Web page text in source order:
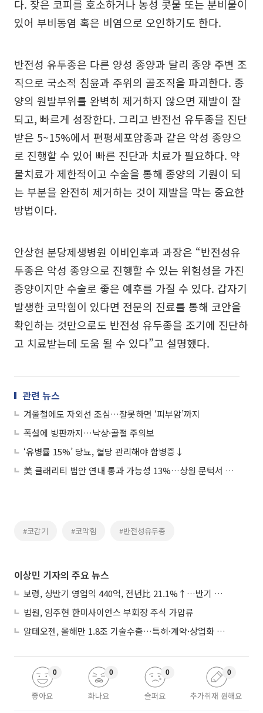
다. 잦은 코피를 호소하거나 농성 콧물 또는 분비물이
있어 부비동염 혹은 비염으로 오인하기도 한다.
반전성 유두종은 다른 양성 종양과 달리 종양 주변 조
직으로 국소적 침윤과 주위의 골조직을 파괴한다. 종
양의 원발부위를 완벽히 제거하지 않으면 재발이 잘
되고, 빠르게 성장한다. 그리고 반전선 유두종을 진단
받은 5~15%에서 편평세포암종과 같은 악성 종양으
로 진행할 수 있어 빠른 진단과 치료가 필요하다. 약
물치료가 제한적이고 수술을 통해 종양의 기원이 되
는 부분을 완전히 제거하는 것이 재발을 막는 중요한
방법이다.
안상현 분당제생병원 이비인후과 과장은 “반전성유
두종은 악성 종양으로 진행할 수 있는 위험성을 가진
종양이지만 수술로 좋은 예후를 가질 수 있다. 갑자기
발생한 코막힘이 있다면 전문의 진료를 통해 코안을
확인하는 것만으로도 반전성 유두종을 조기에 진단하
고 치료받는데 도움 될 수 있다”고 설명했다.
관련 뉴스
겨울철에도 자외선 조심…잘못하면 ‘피부암’까지
폭설에 빙판까지…낙상·골절 주의보
‘유병률 15%’ 당뇨, 혈당 관리해야 합병증↓
美 클래리티 법안 연내 통과 가능성 13%…상원 문턱서 제동
#코감기 #코막힘 #반전성유두종
이상민 기자의 주요 뉴스
보령, 상반기 영업익 440억, 전년比 21.1%↑…반기 역대 최대
법원, 임주현 한미사이언스 부회장 주식 가압류
알테오젠, 올해만 1.8조 기술수출…특허·계약·상업화 ‘삼박자’
좋아요
0
화나요
0
슬퍼요
0
추가취재 원해요
0